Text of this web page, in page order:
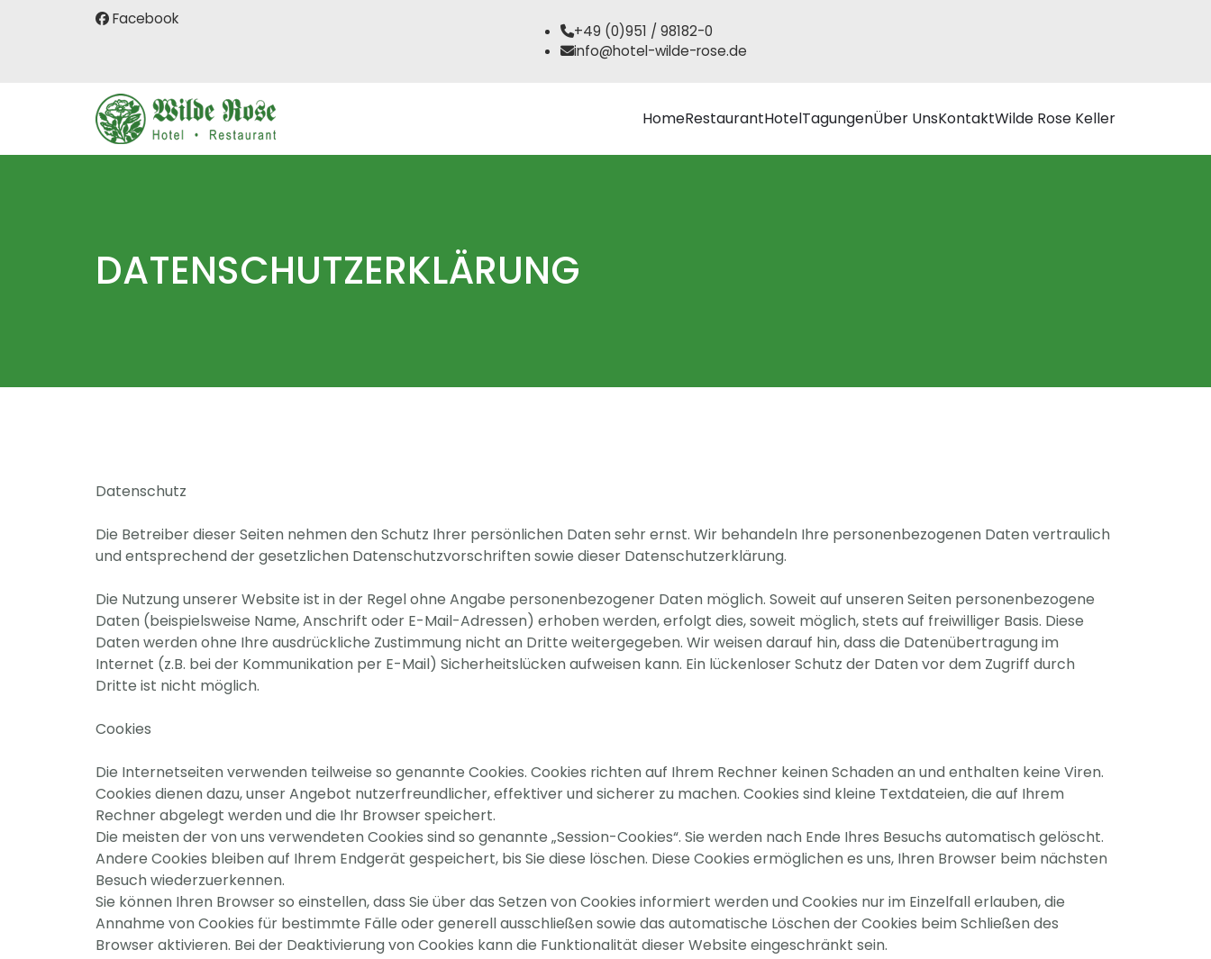
Facebook
+49 (0)951 / 98182-0
info@hotel-wilde-rose.de
HomeRestaurantHotelTagungenÜber UnsKontaktWilde Rose Keller
DATENSCHUTZERKLÄRUNG
Datenschutz
Die Betreiber dieser Seiten nehmen den Schutz Ihrer persönlichen Daten sehr ernst. Wir behandeln Ihre personenbezogenen Daten vertraulich
und entsprechend der gesetzlichen Datenschutzvorschriften sowie dieser Datenschutzerklärung.
Die Nutzung unserer Website ist in der Regel ohne Angabe personenbezogener Daten möglich. Soweit auf unseren Seiten personenbezogene
Daten (beispielsweise Name, Anschrift oder E-Mail-Adressen) erhoben werden, erfolgt dies, soweit möglich, stets auf freiwilliger Basis. Diese
Daten werden ohne Ihre ausdrückliche Zustimmung nicht an Dritte weitergegeben. Wir weisen darauf hin, dass die Datenübertragung im
Internet (z.B. bei der Kommunikation per E-Mail) Sicherheitslücken aufweisen kann. Ein lückenloser Schutz der Daten vor dem Zugriff durch
Dritte ist nicht möglich.
Cookies
Die Internetseiten verwenden teilweise so genannte Cookies. Cookies richten auf Ihrem Rechner keinen Schaden an und enthalten keine Viren.
Cookies dienen dazu, unser Angebot nutzerfreundlicher, effektiver und sicherer zu machen. Cookies sind kleine Textdateien, die auf Ihrem
Rechner abgelegt werden und die Ihr Browser speichert.
Die meisten der von uns verwendeten Cookies sind so genannte „Session-Cookies“. Sie werden nach Ende Ihres Besuchs automatisch gelöscht.
Andere Cookies bleiben auf Ihrem Endgerät gespeichert, bis Sie diese löschen. Diese Cookies ermöglichen es uns, Ihren Browser beim nächsten
Besuch wiederzuerkennen.
Sie können Ihren Browser so einstellen, dass Sie über das Setzen von Cookies informiert werden und Cookies nur im Einzelfall erlauben, die
Annahme von Cookies für bestimmte Fälle oder generell ausschließen sowie das automatische Löschen der Cookies beim Schließen des
Browser aktivieren. Bei der Deaktivierung von Cookies kann die Funktionalität dieser Website eingeschränkt sein.